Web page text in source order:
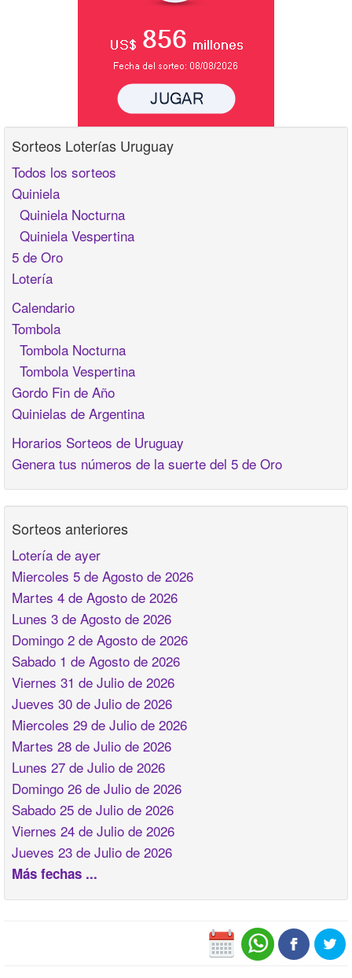
Sorteos Loterías Uruguay
Todos los sorteos
Quiniela
Quiniela Nocturna
Quiniela Vespertina
5 de Oro
Lotería
Calendario
Tombola
Tombola Nocturna
Tombola Vespertina
Gordo Fin de Año
Quinielas de Argentina
Horarios Sorteos de Uruguay
Genera tus números de la suerte del 5 de Oro
Sorteos anteriores
Lotería de ayer
Miercoles 5 de Agosto de 2026
Martes 4 de Agosto de 2026
Lunes 3 de Agosto de 2026
Domingo 2 de Agosto de 2026
Sabado 1 de Agosto de 2026
Viernes 31 de Julio de 2026
Jueves 30 de Julio de 2026
Miercoles 29 de Julio de 2026
Martes 28 de Julio de 2026
Lunes 27 de Julio de 2026
Domingo 26 de Julio de 2026
Sabado 25 de Julio de 2026
Viernes 24 de Julio de 2026
Jueves 23 de Julio de 2026
Más fechas ...